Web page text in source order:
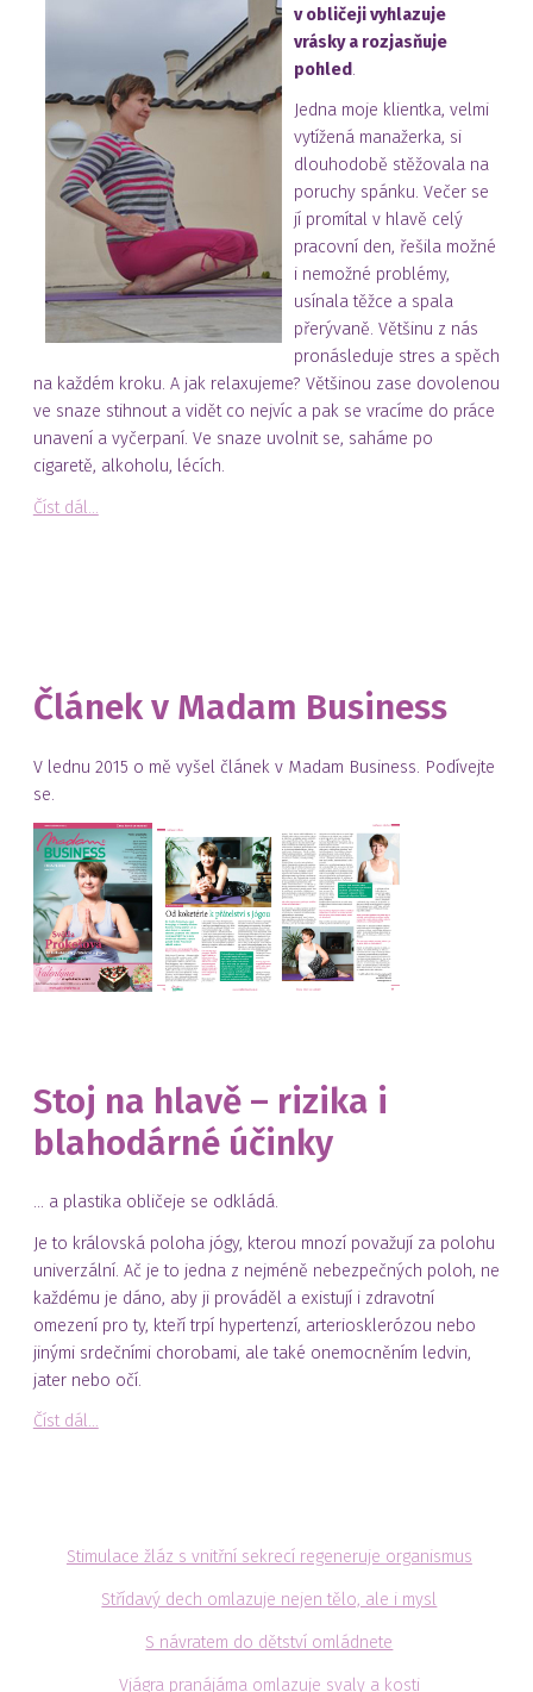
v obličeji vyhlazuje
vrásky a rozjasňuje
pohled.
Jedna moje klientka, velmi
vytížená manažerka, si
dlouhodobě stěžovala na
poruchy spánku. Večer se
jí promítal v hlavě celý
pracovní den, řešila možné
i nemožné problémy,
usínala těžce a spala
přerývaně. Většinu z nás
pronásleduje stres a spěch
na každém kroku. A jak relaxujeme? Většinou zase dovolenou
ve snaze stihnout a vidět co nejvíc a pak se vracíme do práce
unavení a vyčerpaní. Ve snaze uvolnit se, saháme po
cigaretě, alkoholu, lécích.
Číst dál...
Článek v Madam Business
V lednu 2015 o mě vyšel článek v Madam Business. Podívejte
se.
Stoj na hlavě – rizika i
blahodárné účinky
... a plastika obličeje se odkládá.
Je to královská poloha jógy, kterou mnozí považují za polohu
univerzální. Ač je to jedna z nejméně nebezpečných poloh, ne
každému je dáno, aby ji prováděl a existují i zdravotní
omezení pro ty, kteří trpí hypertenzí, arteriosklerózou nebo
jinými srdečními chorobami, ale také onemocněním ledvin,
jater nebo očí.
Číst dál...
Stimulace žláz s vnitřní sekrecí regeneruje organismus
Střídavý dech omlazuje nejen tělo, ale i mysl
S návratem do dětství omládnete
Vjágra pranájáma omlazuje svaly a kosti